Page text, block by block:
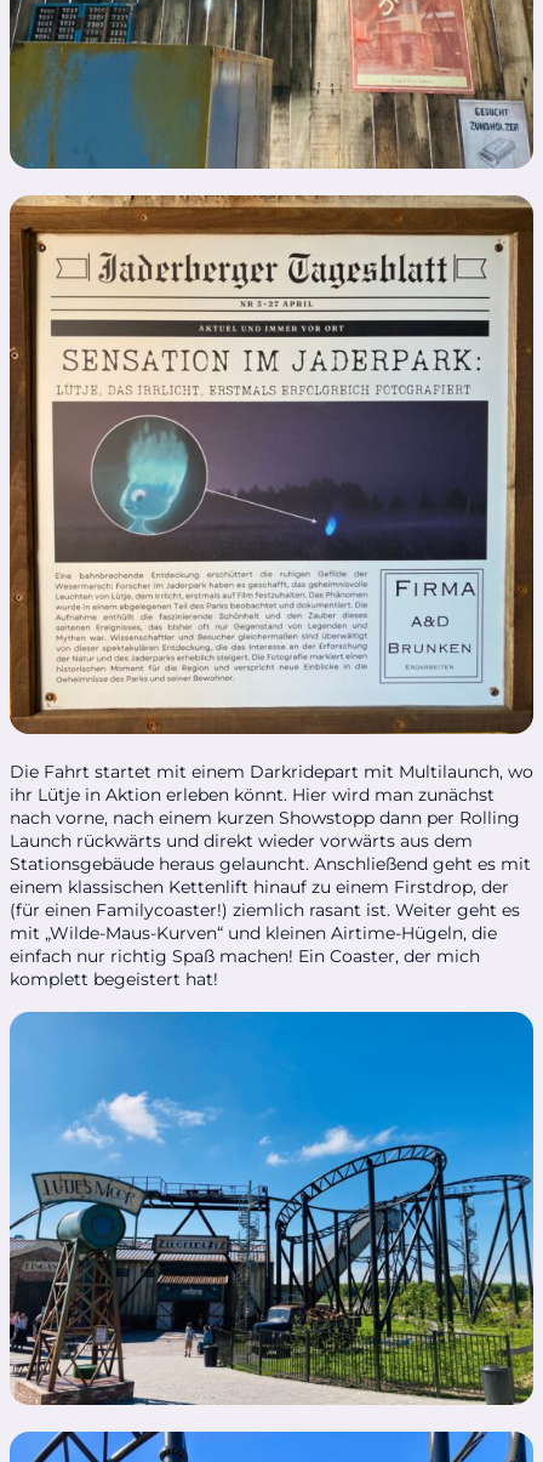
Die Fahrt startet mit einem Darkridepart mit Multilaunch, wo
ihr Lütje in Aktion erleben könnt. Hier wird man zunächst
nach vorne, nach einem kurzen Showstopp dann per Rolling
Launch rückwärts und direkt wieder vorwärts aus dem
Stationsgebäude heraus gelauncht. Anschließend geht es mit
einem klassischen Kettenlift hinauf zu einem Firstdrop, der
(für einen Familycoaster!) ziemlich rasant ist. Weiter geht es
mit „Wilde-Maus-Kurven“ und kleinen Airtime-Hügeln, die
einfach nur richtig Spaß machen! Ein Coaster, der mich
komplett begeistert hat!